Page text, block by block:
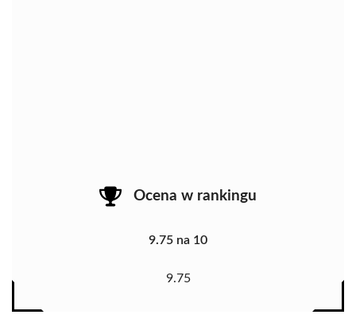
Ocena w rankingu
9.75 na 10
9.75